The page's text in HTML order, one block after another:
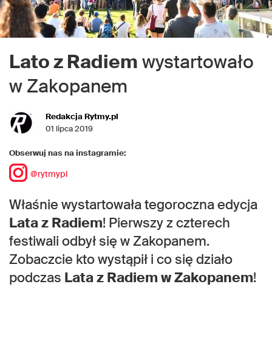
Lato z Radiem wystartowało
w Zakopanem
Redakcja Rytmy.pl
01 lipca 2019
Obserwuj nas na instagramie:
@rytmypl
Właśnie wystartowała tegoroczna edycja
Lata z Radiem! Pierwszy z czterech
festiwali odbył się w Zakopanem.
Zobaczcie kto wystąpił i co się działo
podczas Lata z Radiem w Zakopanem!